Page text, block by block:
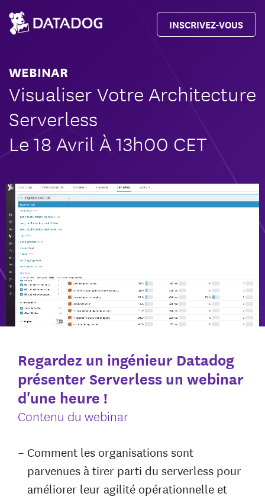
INSCRIVEZ-VOUS
WEBINAR
Visualiser Votre Architecture
Serverless
Le 18 Avril À 13h00 CET
Regardez un ingénieur Datadog
présenter Serverless un webinar
d'une heure !
Contenu du webinar
Comment les organisations sont
parvenues à tirer parti du serverless pour
améliorer leur agilité opérationnelle et